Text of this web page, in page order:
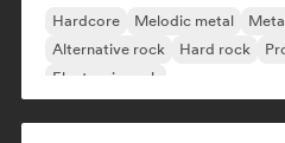
Hardcore Melodic metal
Alternative rock
Hard rock
Electronic rock